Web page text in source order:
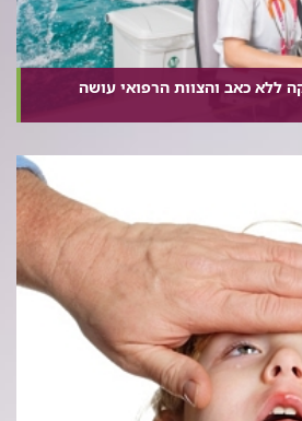
ללא כאב והצוות הרפואי עושה